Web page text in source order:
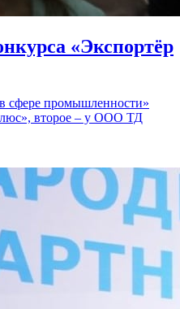
«Экспортёр
сфере промышленности»
второе – у ООО ТД